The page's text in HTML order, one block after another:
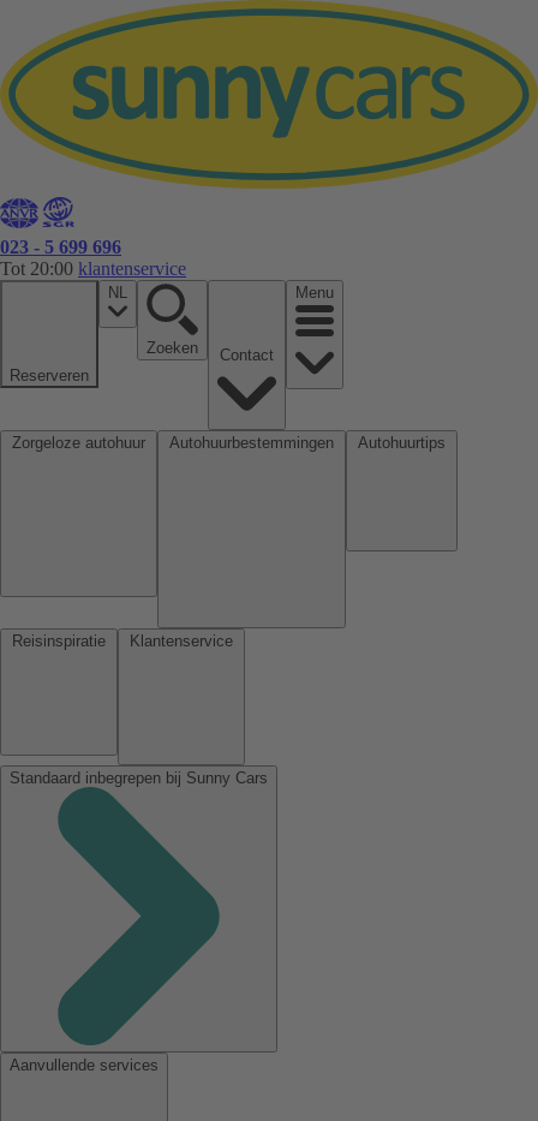
023 - 5 699 696
Tot 20:00 klantenservice
Reserveren
NL
Zoeken
Menu
Standaard inbegrepen bij Sunny Cars
Aanvullende services